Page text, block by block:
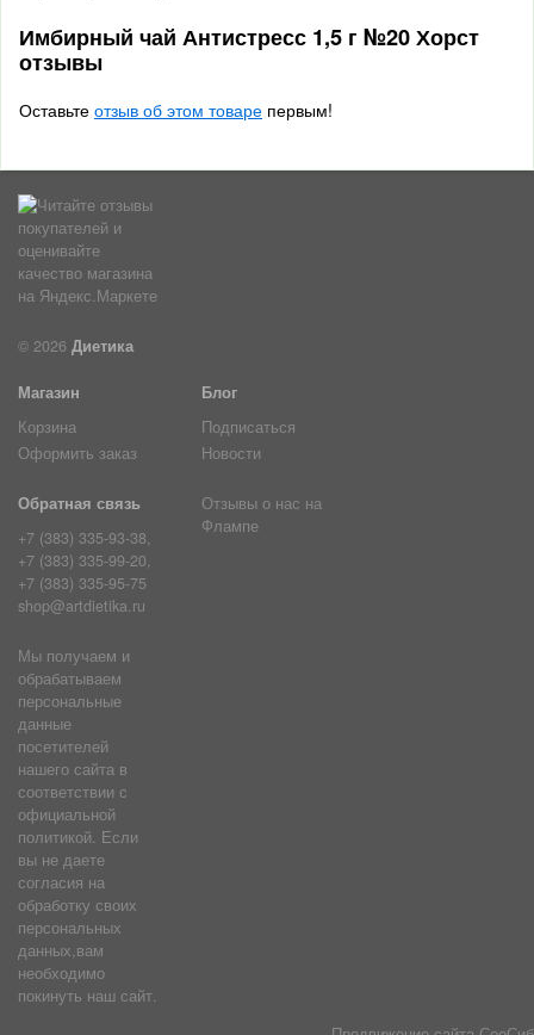
Имбирный чай Антистресс 1,5 г №20 Хорст
отзывы
Оставьте отзыв об этом товаре первым!
© 2026 Диетика
Магазин
Корзина
Оформить заказ
Блог
Подписаться
Новости
Обратная связь
+7 (383) 335-93-38,
+7 (383) 335-99-20,
+7 (383) 335-95-75
shop@artdietika.ru
Отзывы о нас на
Флампе
Мы получаем и
обрабатываем
персональные
данные
посетителей
нашего сайта в
соответствии с
официальной
политикой. Если
вы не даете
согласия на
обработку своих
персональных
данных,вам
необходимо
покинуть наш сайт.